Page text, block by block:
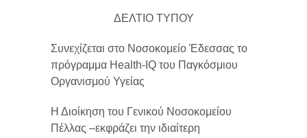
ΔΕΛΤΙΟ ΤΥΠΟΥ
Συνεχίζεται στο Νοσοκομείο Έδεσσας το
πρόγραμμα Health-IQ του Παγκόσμιου
Οργανισμού Υγείας
Η Διοίκηση του Γενικού Νοσοκομείου
Πέλλας –εκφράζει την ιδιαίτερη